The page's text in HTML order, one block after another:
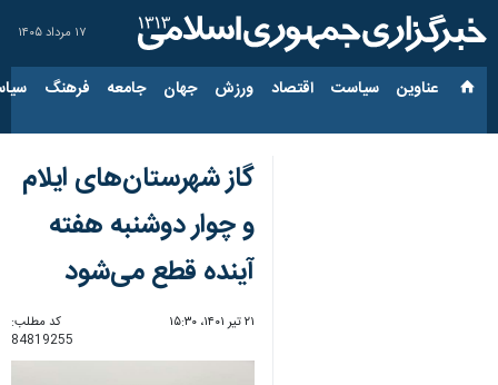
۱۷ مرداد ۱۴۰۵
عناوین‌ سیاست اقتصاد ورزش جهان جامعه فرهنگ
گاز شهرستان‌های ایلام
و چوار دوشنبه هفته
آینده قطع می‌شود
۲۱ تیر ۱۴۰۱، ۱۵:۳۰
کد مطلب:
84819255